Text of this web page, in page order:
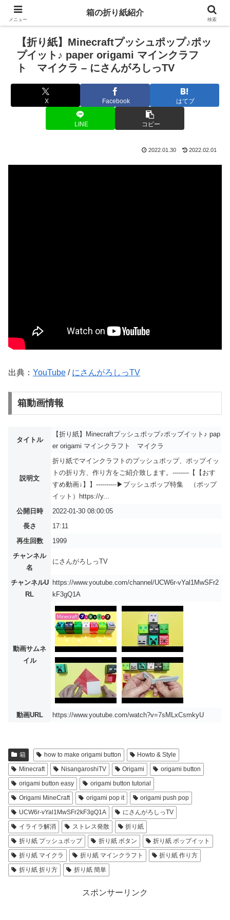
【折り紙】Minecraftプッシュポップ♪ポッ
プイット♪ paper origami マインクラフ
ト マイクラ – にさんがろしっTV
X Facebook はてブ
LINE コピー
2022.01.30 2022.02.01
出典： YouTube / にさんがろしっTV
箱動画情報
タイトル
【折り紙】Minecraftプッシュポップ♪ポップイット♪ pap
er origami マインクラフト マイクラ
説明文
折り紙でマインクラフトのプッシュポップ、ポップイッ
トの折り方、作り方をご紹介致します。--------【【おす
すめ動画↓】】----------▶プッシュポップ特集 （ポップ
イット）https://y...
公開日時
2022-01-30 08:00:05
長さ
17:11
再生回数
1999
チャンネル
名
にさんがろしっTV
チャンネルU
RL
https://www.youtube.com/channel/UCW6r-vYal1MwSFr2
kF3gQ1A
動画サムネ
イル
動画URL https://www.youtube.com/watch?v=7sMLxCsmkyU
箱 how to make origami button
Howto & Style
Minecraft
NisangaroshiTV Origami
origami button
origami button easy
origami button tutorial
Origami MineCraft
origami pop it
origami push pop
UCW6r-vYal1MwSFr2kF3gQ1A
にさんがろしっTV
イライラ解消
ストレス発散
折り紙
折り紙 プッシュポップ
折り紙 ボタン
折り紙 ポップイット
折り紙 マイクラ
折り紙 マインクラフト
折り紙 作り方
折り紙 折り方
折り紙 簡単
スポンサーリンク
メニュー
箱の折り紙紹介
検索